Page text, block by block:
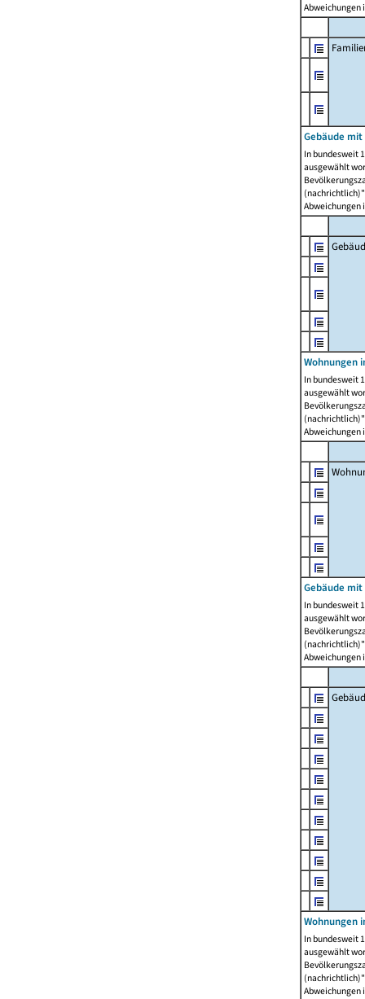
Abweichungen
Gebäude
In bundesweit
ausgewählt
Abweichungen
Wohnungen
In bundesweit
ausgewählt
Abweichungen
Gebäude
In bundesweit
ausgewählt
Abweichungen
Wohnungen
In bundesweit
ausgewählt
Abweichungen